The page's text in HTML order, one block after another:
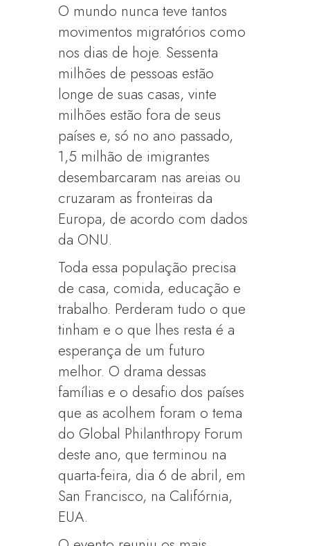
O mundo nunca teve tantos
movimentos migratórios como
nos dias de hoje. Sessenta
milhões de pessoas estão
longe de suas casas, vinte
milhões estão fora de seus
países e, só no ano passado,
1,5 milhão de imigrantes
desembarcaram nas areias ou
cruzaram as fronteiras da
Europa, de acordo com dados
da ONU.
Toda essa população precisa
de casa, comida, educação e
trabalho. Perderam tudo o que
tinham e o que lhes resta é a
esperança de um futuro
melhor. O drama dessas
famílias e o desafio dos países
que as acolhem foram o tema
do Global Philanthropy Forum
deste ano, que terminou na
quarta-feira, dia 6 de abril, em
San Francisco, na Califórnia,
EUA.